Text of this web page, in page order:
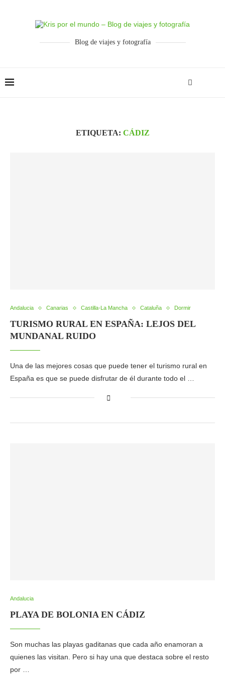
Blog de viajes y fotografía
ETIQUETA: CÁDIZ
Andalucia Canarias Castilla-La Mancha Cataluña Dormir
TURISMO RURAL EN ESPAÑA: LEJOS DEL
MUNDANAL RUIDO
Una de las mejores cosas que puede tener el turismo rural en
España es que se puede disfrutar de él durante todo el …
Andalucia
PLAYA DE BOLONIA EN CÁDIZ
Son muchas las playas gaditanas que cada año enamoran a
quienes las visitan. Pero si hay una que destaca sobre el resto
por …